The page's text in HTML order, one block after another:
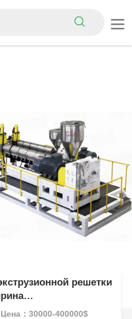
решетки
Цена：30000-400000$